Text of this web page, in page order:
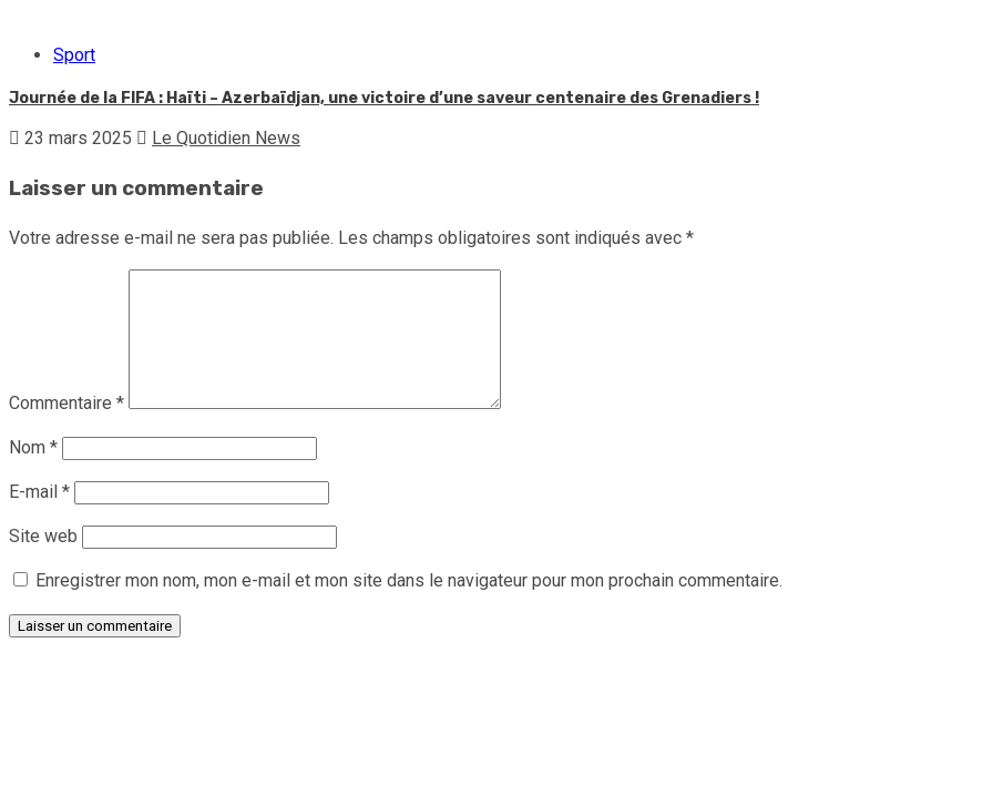
Sport
Journée de la FIFA : Haïti – Azerbaïdjan, une victoire d’une saveur centenaire des Grenadiers !
23 mars 2025 Le Quotidien News
Laisser un commentaire
Votre adresse e-mail ne sera pas publiée. Les champs obligatoires sont indiqués avec *
Commentaire *
Nom *
E-mail *
Site web
Enregistrer mon nom, mon e-mail et mon site dans le navigateur pour mon prochain commentaire.